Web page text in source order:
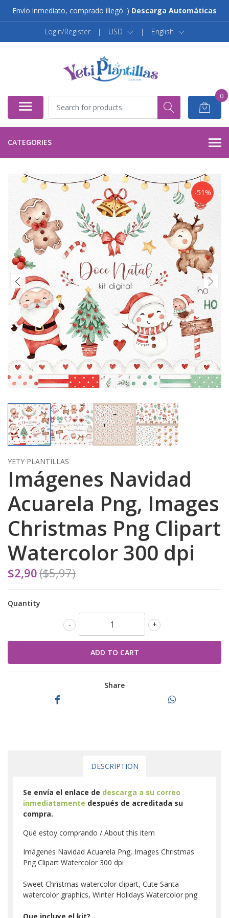
Envío inmediato, comprado illegó :) Descarga Automáticas
Login/Register | USD | English
0
CATEGORIES
-51%
YETY PLANTILLAS
Imágenes Navidad
Acuarela Png, Images
Christmas Png Clipart
Watercolor 300 dpi
$2,90($5,97)
Quantity
+
-
Share
DESCRIPTION
Se envía el enlace de descarga a su correo
inmediatamente después de acreditada su
compra.
Qué estoy comprando / About this item
Imágenes Navidad Acuarela Png, Images Christmas
Png Clipart Watercolor 300 dpi
Sweet Christmas watercolor clipart, Cute Santa
watercolor graphics, Winter Holidays Watercolor png